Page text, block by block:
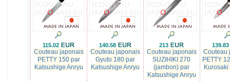
115.02
Couteau japonais
PETTY 150 par
Katsushige Anryu
140.58
Couteau japonais
Gyuto 180 par
Katsushige Anryu
213
Couteau japonais
SUZIHIKI 270
(jambon) par
Katsushige Anryu
139.83
Couteau
PETTY